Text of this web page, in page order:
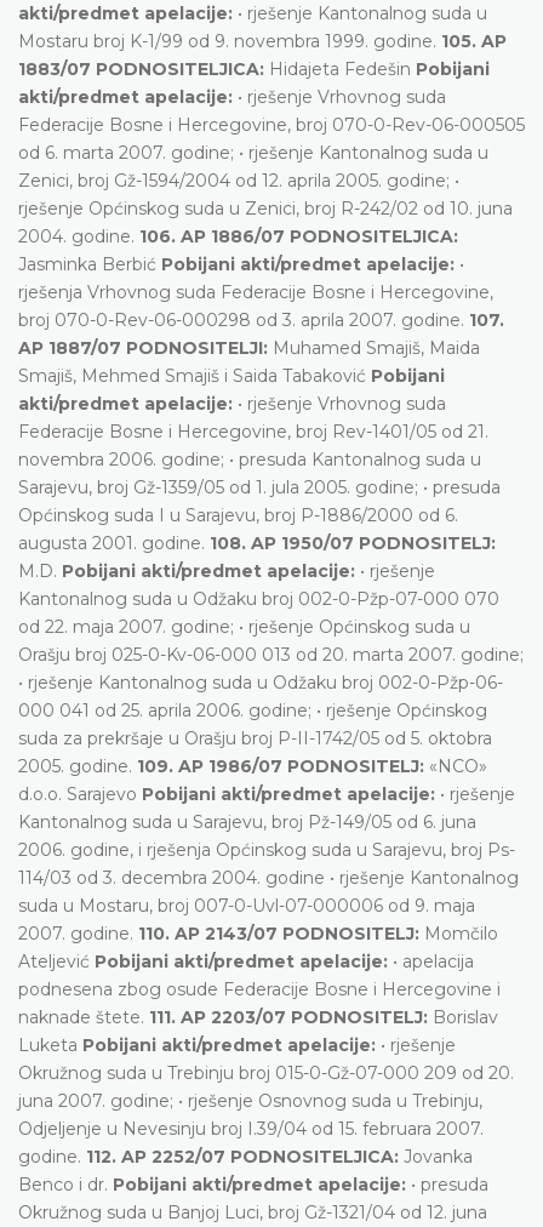
akti/predmet apelacije: • rješenje Kantonalnog suda u
Mostaru broj K-1/99 od 9. novembra 1999. godine. 105. AP
1883/07 PODNOSITELJICA: Hidajeta Fedešin Pobijani
akti/predmet apelacije: • rješenje Vrhovnog suda
Federacije Bosne i Hercegovine, broj 070-0-Rev-06-000505
od 6. marta 2007. godine; • rješenje Kantonalnog suda u
Zenici, broj Gž-1594/2004 od 12. aprila 2005. godine; •
rješenje Općinskog suda u Zenici, broj R-242/02 od 10. juna
2004. godine. 106. AP 1886/07 PODNOSITELJICA:
Jasminka Berbić Pobijani akti/predmet apelacije: •
rješenja Vrhovnog suda Federacije Bosne i Hercegovine,
broj 070-0-Rev-06-000298 od 3. aprila 2007. godine. 107.
AP 1887/07 PODNOSITELJI: Muhamed Smajiš, Maida
Smajiš, Mehmed Smajiš i Saida Tabaković Pobijani
akti/predmet apelacije: • rješenje Vrhovnog suda
Federacije Bosne i Hercegovine, broj Rev-1401/05 od 21.
novembra 2006. godine; • presuda Kantonalnog suda u
Sarajevu, broj Gž-1359/05 od 1. jula 2005. godine; • presuda
Općinskog suda I u Sarajevu, broj P-1886/2000 od 6.
augusta 2001. godine. 108. AP 1950/07 PODNOSITELJ:
M.D. Pobijani akti/predmet apelacije: • rješenje
Kantonalnog suda u Odžaku broj 002-0-Pžp-07-000 070
od 22. maja 2007. godine; • rješenje Općinskog suda u
Orašju broj 025-0-Kv-06-000 013 od 20. marta 2007. godine;
• rješenje Kantonalnog suda u Odžaku broj 002-0-Pžp-06-
000 041 od 25. aprila 2006. godine; • rješenje Općinskog
suda za prekršaje u Orašju broj P-II-1742/05 od 5. oktobra
2005. godine. 109. AP 1986/07 PODNOSITELJ: «NCO»
d.o.o. Sarajevo Pobijani akti/predmet apelacije: • rješenje
Kantonalnog suda u Sarajevu, broj Pž-149/05 od 6. juna
2006. godine, i rješenja Općinskog suda u Sarajevu, broj Ps-
114/03 od 3. decembra 2004. godine • rješenje Kantonalnog
suda u Mostaru, broj 007-0-Uvl-07-000006 od 9. maja
2007. godine. 110. AP 2143/07 PODNOSITELJ: Momčilo
Ateljević Pobijani akti/predmet apelacije: • apelacija
podnesena zbog osude Federacije Bosne i Hercegovine i
naknade štete. 111. AP 2203/07 PODNOSITELJ: Borislav
Luketa Pobijani akti/predmet apelacije: • rješenje
Okružnog suda u Trebinju broj 015-0-Gž-07-000 209 od 20.
juna 2007. godine; • rješenje Osnovnog suda u Trebinju,
Odjeljenje u Nevesinju broj I.39/04 od 15. februara 2007.
godine. 112. AP 2252/07 PODNOSITELJICA: Jovanka
Benco i dr. Pobijani akti/predmet apelacije: • presuda
Okružnog suda u Banjoj Luci, broj Gž-1321/04 od 12. juna